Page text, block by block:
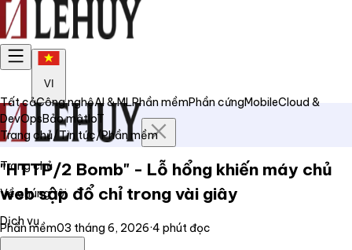
VI
Trang chủ
Về chúng tôi
Dịch vụ
Tất cảCông nghệAI & MLPhần mềmPhần cứngMobileCloud &
DevOpsBảo mậtIoT
Trang chủ/Tin tức/Phần mềm
"HTTP/2 Bomb" - Lỗ hổng khiến máy chủ
web sập đổ chỉ trong vài giây
Phần mềm03 tháng 6, 2026·4 phút đọc